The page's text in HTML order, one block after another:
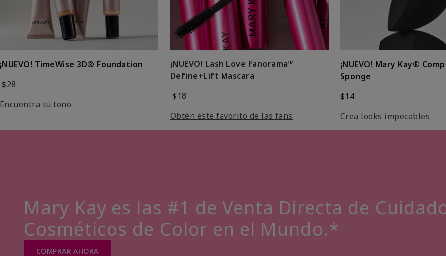
¡NUEVO! TimeWise 3D® Foundation
$28
Encuentra tu tono
¡NUEVO! Lash Love Fanorama™
Define+Lift Mascara
$18
Obtén este favorito de las fans
¡NUEVO! Mary Kay®
Sponge
$14
Crea looks impecables
Mary Kay es las #1 de Venta Directa de
Cosméticos de Color en el Mundo.*
COMPRAR AHORA